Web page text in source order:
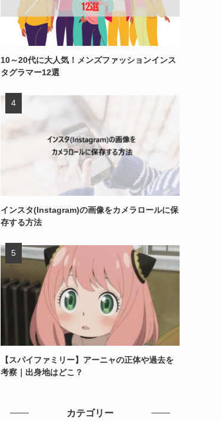
10～20代に大人気！メンズファッションインス
タグラマー12選
インスタ(Instagram)の画像をカメラロールに保
存する方法
【スパイファミリー】アーニャの正体や過去を
考察｜出身地はどこ？
カテゴリー